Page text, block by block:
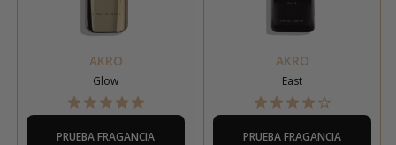
AKRO
Glow
PRUEBA FRAGANCIA
AKRO
East
PRUEBA FRAGANCIA